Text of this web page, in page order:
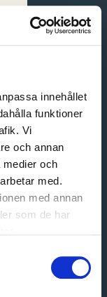
innehållet
funktioner
Vi
och annan
medier och
med.
med annan
som de har
English
Svenska